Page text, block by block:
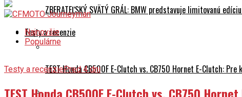
ZBERATEĽSKÝ SVÄTÝ GRÁL: BMW predstavuje limitovanú
Testy a recenzie
TEST Honda CB500F E-Clutch vs. CB750 Hornet E-Clutch:
Najnovšie
Populárne
Testy a recenziePred 4 dni
TEST Honda CB500F E-Clutch vs. CB750